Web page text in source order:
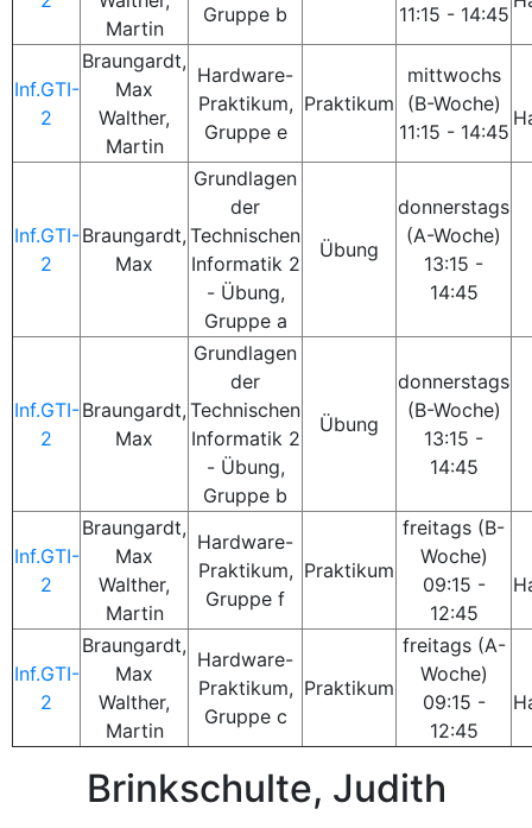
Martin
Gruppe b 11:15 - 14:45
Inf.GTI-
2
Braungardt,
Max
Walther,
Martin
Hardware-
Praktikum,
Gruppe e
Praktikum
mittwochs
(B-Woche)
11:15 - 14:45
Inf.GTI-
2
Braungardt,
Max
Grundlagen
der
Technischen
Informatik 2
- Übung,
Gruppe a
Übung
donnerstags
(A-Woche)
13:15 -
14:45
Inf.GTI-
2
Braungardt,
Max
Grundlagen
der
Technischen
Informatik 2
- Übung,
Gruppe b
Übung
donnerstags
(B-Woche)
13:15 -
14:45
Inf.GTI-
2
Braungardt,
Max
Walther,
Martin
Hardware-
Praktikum,
Gruppe f
Praktikum
freitags (B-
Woche)
09:15 -
12:45
Inf.GTI-
2
Braungardt,
Max
Walther,
Martin
Hardware-
Praktikum,
Gruppe c
Praktikum
freitags (A-
Woche)
09:15 -
12:45
Brinkschulte, Judith